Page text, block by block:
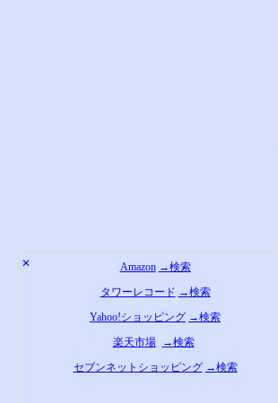
✕ Amazon →検索
タワーレコード →検索
Yahoo!ショッピング →検索
楽天市場
→検索
セブンネットショッピング →検索